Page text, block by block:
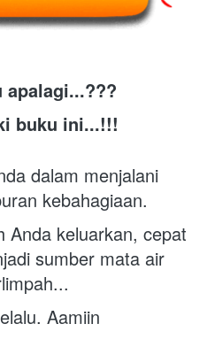
buku ini...!!!
dalam menjalani
kebahagiaan.
Anda keluarkan, cepat
sumber mata air
Aamiin